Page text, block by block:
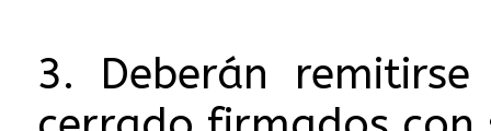
3. Deberán